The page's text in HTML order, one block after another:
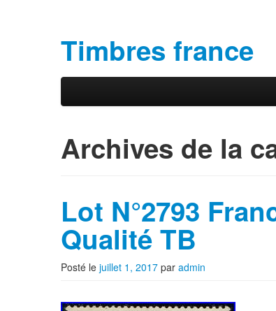
Timbres france
Menu principal
Archives de la
Lot N°2793
Qualité TB
Posté le juillet 1, 2017 par admin